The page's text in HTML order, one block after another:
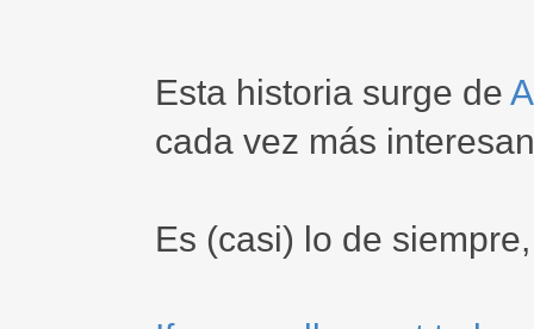
Esta historia surge de
cada vez más
Es (casi) lo de